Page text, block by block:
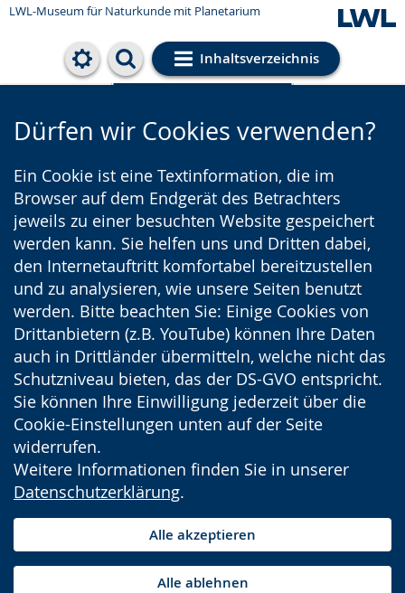
LWL-Museum für Naturkunde mit Planetarium
Inhaltsverzeichnis
Cookie-Einstellungen
Dürfen wir Cookies verwenden?
Ein Cookie ist eine Textinformation, die im
Browser auf dem Endgerät des Betrachters
jeweils zu einer besuchten Website gespeichert
werden kann. Sie helfen uns und Dritten dabei,
den Internetauftritt komfortabel bereitzustellen
und zu analysieren, wie unsere Seiten benutzt
werden. Bitte beachten Sie: Einige Cookies von
Drittanbietern (z.B. YouTube) können Ihre Daten
auch in Drittländer übermitteln, welche nicht das
Schutzniveau bieten, das der DS-GVO entspricht.
Sie können Ihre Einwilligung jederzeit über die
Cookie-Einstellungen unten auf der Seite
widerrufen.
Weitere Informationen finden Sie in unserer
Datenschutzerklärung.
Alle akzeptieren
Alle ablehnen